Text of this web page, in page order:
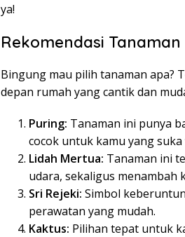
ya!
Rekomendasi
Bingung mau pilih tanaman apa?
depan rumah yang cantik dan
Puring: Tanaman ini punya
cocok untuk kamu yang
Lidah Mertua: Tanaman ini
udara, sekaligus menambah
Sri Rejeki: Simbol
perawatan yang mudah.
Kaktus: Pilihan tepat untuk